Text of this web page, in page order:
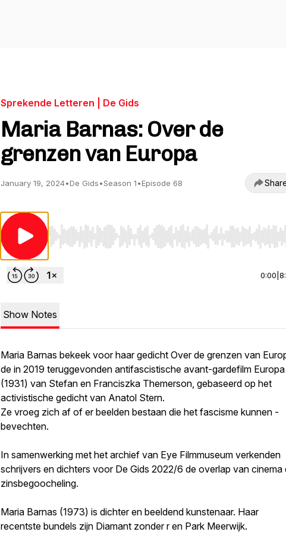
Sprekende Letteren | De Gids
Maria Barnas: Over de
grenzen van Europa
January 19, 2024•De Gids•Season 1•Episode 68
Use Left/Right to seek, Home/End to jump to start or
0:00
Show Notes
Maria Barnas bekeek voor haar gedicht Over de grenzen van
de in 2019 teruggevonden antifascistische avant-gardefilm Europa
(1931) van Stefan en Franciszka Themerson, gebaseerd op het
activistische gedicht van Anatol Stern.
Ze vroeg zich af of er beelden bestaan die het fascisme kunnen ­
bevechten.
In samenwerking met het archief van Eye Filmmuseum verkenden
schrijvers en dichters voor De Gids 2022/6 de overlap van cinema
zinsbegoocheling.
Maria Barnas (1973) is dichter en beeldend kunstenaar. Haar
recentste bundels zijn Diamant zonder ren Park Meerwijk.